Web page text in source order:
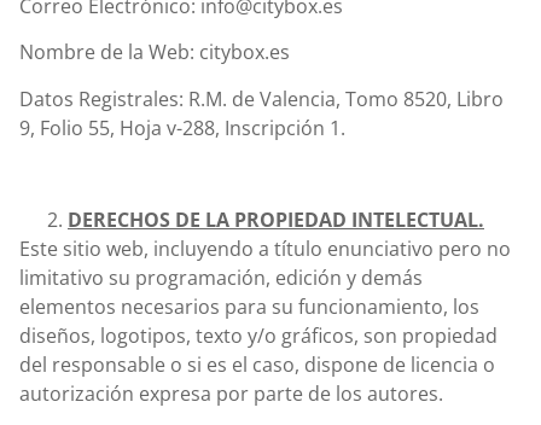
Correo Electrónico: info@citybox.es
Nombre de la Web: citybox.es
Datos Registrales: R.M. de Valencia, Tomo 8520, Libro
9, Folio 55, Hoja v-288, Inscripción 1.
DERECHOS DE LA PROPIEDAD INTELECTUAL.
Este sitio web, incluyendo a título enunciativo pero no
limitativo su programación, edición y demás
elementos necesarios para su funcionamiento, los
diseños, logotipos, texto y/o gráficos, son propiedad
del responsable o si es el caso, dispone de licencia o
autorización expresa por parte de los autores.